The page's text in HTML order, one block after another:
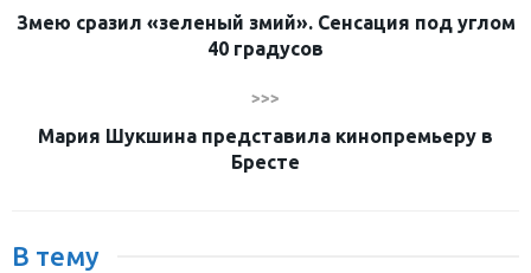
Змею сразил «зеленый змий». Сенсация под углом
40 градусов
>>>
Мария Шукшина представила кинопремьеру в
Бресте
В тему